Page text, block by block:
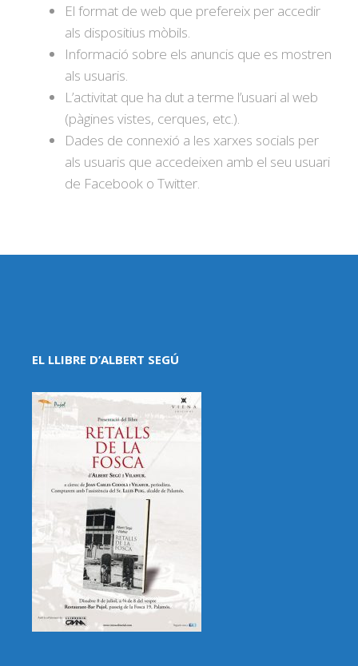
El format de web que prefereix per accedir
als dispositius mòbils.
Informació sobre els anuncis que es mostren
als usuaris.
L’activitat que ha dut a terme l’usuari al web
(pàgines vistes, cerques, etc.).
Dades de connexió a les xarxes socials per
als usuaris que accedeixen amb el seu usuari
de Facebook o Twitter.
EL LLIBRE D’ALBERT SEGÚ